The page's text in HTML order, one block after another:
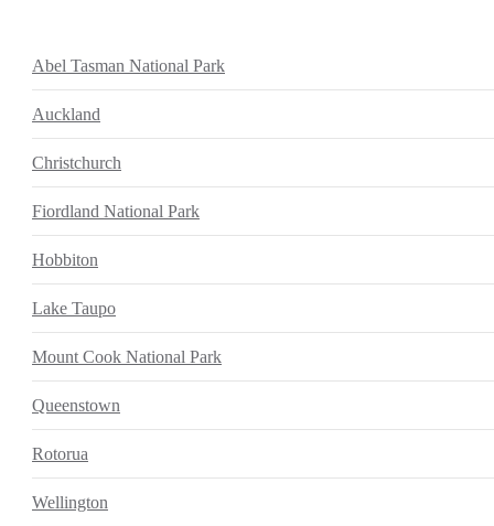
Abel Tasman National Park
Auckland
Christchurch
Fiordland National Park
Hobbiton
Lake Taupo
Mount Cook National Park
Queenstown
Rotorua
Wellington